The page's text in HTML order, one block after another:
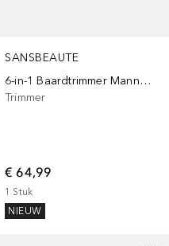
SANSBEAUTE
6-in-1 Baardtrimmer Mannen - Baard en Lichaam - 0.5-15MM - Bodygroomer - Multigroomer
Trimmer
€ 64,99
1 Stuk
NIEUW